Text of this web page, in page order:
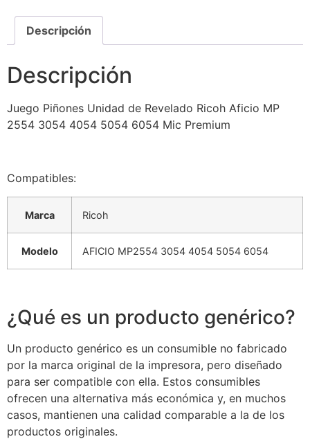
Descripción
Descripción
Juego Piñones Unidad de Revelado Ricoh Aficio MP
2554 3054 4054 5054 6054 Mic Premium
Compatibles:
Marca Ricoh
Modelo AFICIO MP2554 3054 4054 5054 6054
¿Qué es un producto genérico?
Un producto genérico es un consumible no fabricado
por la marca original de la impresora, pero diseñado
para ser compatible con ella. Estos consumibles
ofrecen una alternativa más económica y, en muchos
casos, mantienen una calidad comparable a la de los
productos originales.